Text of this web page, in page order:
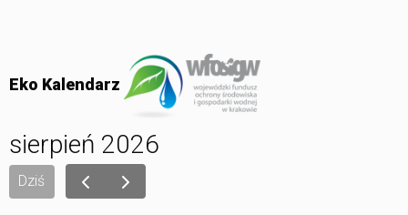
Eko Kalendarz
sierpień 2026
Dziś